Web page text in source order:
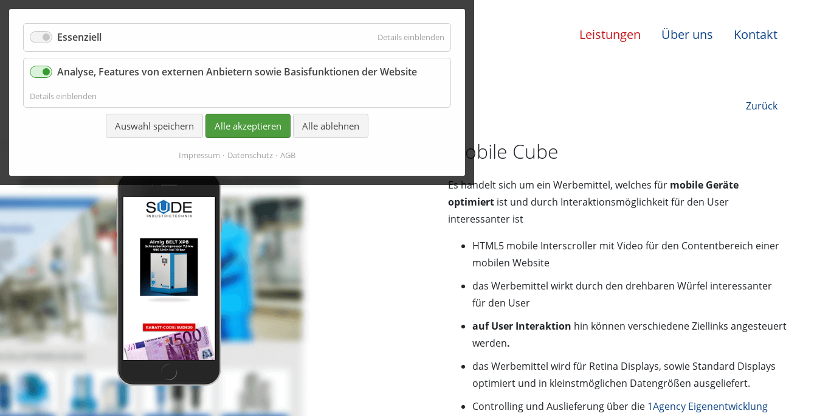
Essenziell Details einblenden
Essenziell
Analyse, Features von externen Anbietern sowie Basisfunktionen der Website
Details einblenden
Analyse,
Features
externen
Basisfunktionen
der
Website
Auswahl speichern Alle akzeptieren Alle ablehnen
Impressum Datenschutz AGB
Leistungen Über uns Kontakt
Werbemittelkreation Zurück
mobile Cube
Es handelt sich um ein Werbemittel, welches für mobile Geräte
optimiert ist und durch Interaktionsmöglichkeit für den User
interessanter ist
HTML5 mobile Interscroller mit Video für den Contentbereich einer
mobilen Website
das Werbemittel wirkt durch den drehbaren Würfel interessanter
für den User
auf User Interaktion hin können verschiedene Ziellinks angesteuert
werden.
das Werbemittel wird für Retina Displays, sowie Standard Displays
optimiert und in kleinstmöglichen Datengrößen ausgeliefert.
Controlling und Auslieferung über die 1Agency Eigenentwicklung